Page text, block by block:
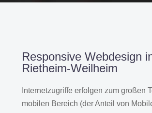
Responsive Webdesign
Rietheim-Weilheim
Internetzugriffe erfolgen zum großen
mobilen Bereich (der Anteil von